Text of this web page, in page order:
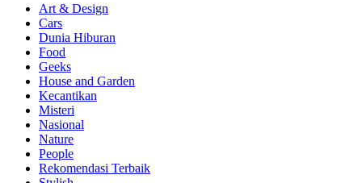
Art & Design
Cars
Dunia Hiburan
Food
Geeks
House and Garden
Kecantikan
Misteri
Nasional
Nature
People
Rekomendasi Terbaik